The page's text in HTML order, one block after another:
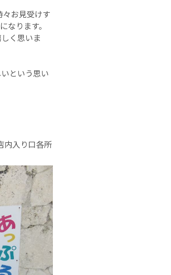
々お見受けす
なります。
く思いま
という思い
内入り口各所